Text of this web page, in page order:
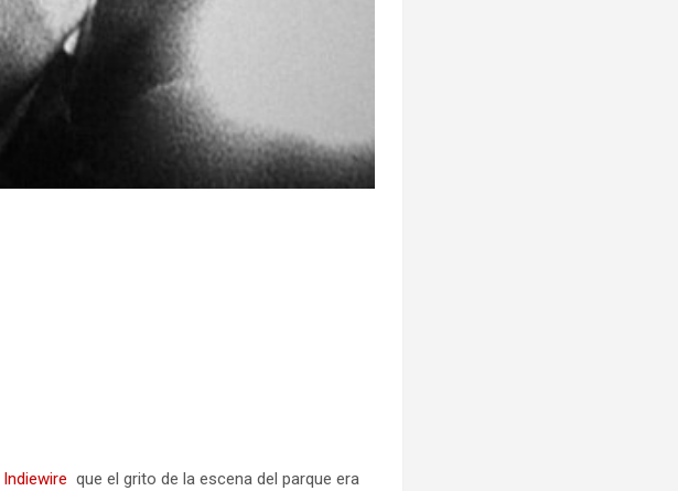
Indiewire que el grito de la escena del parque era